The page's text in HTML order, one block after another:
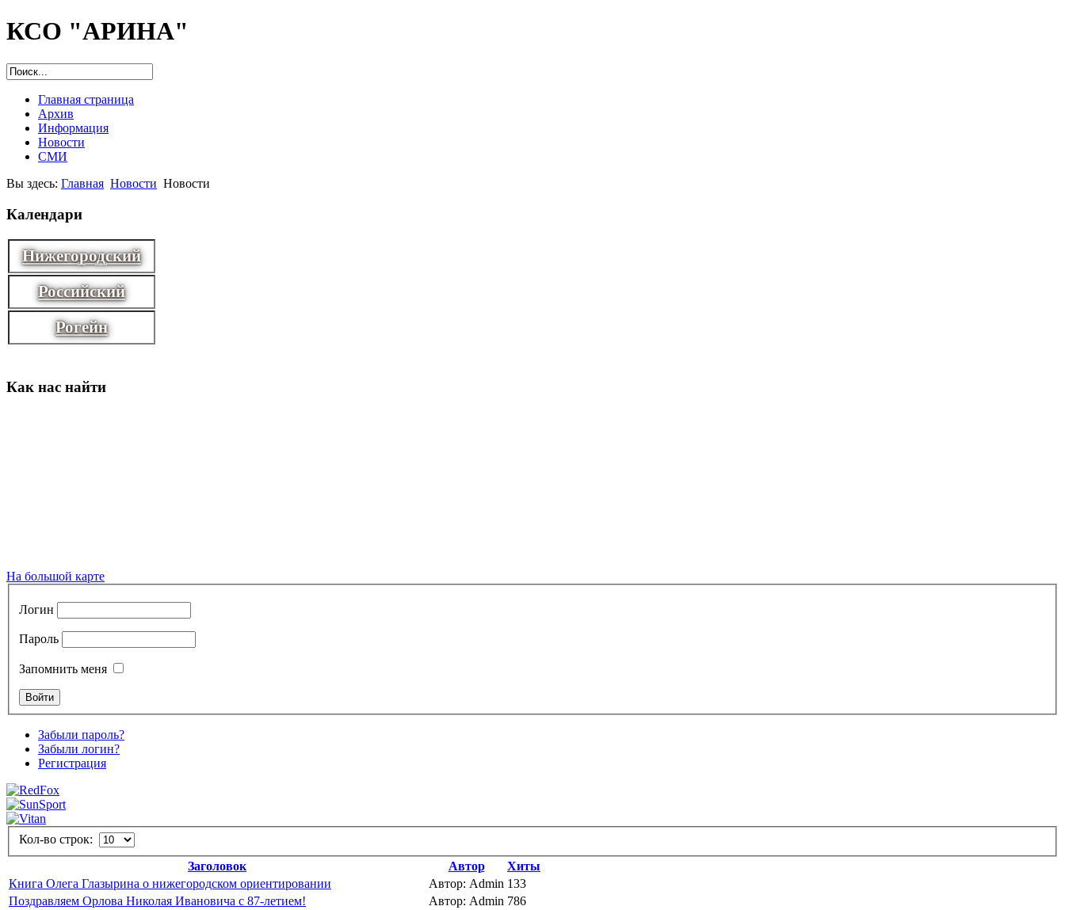
КСО "АРИНА"
Главная страница
Архив
Информация
Новости
СМИ
Вы здесь: Главная Новости Новости
Календари
Нижегородский
Российский
Рогейн
Как нас найти
На большой карте
Логин
Пароль
Запомнить меня
Забыли пароль?
Забыли логин?
Регистрация
Кол-во строк:
Заголовок
Автор
Хиты
Книга Олега Глазырина о нижегородском ориентировании
Автор: Admin 133
Поздравляем Орлова Николая Ивановича с 87-летием!
Автор: Admin 786